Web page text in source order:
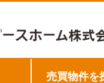
売買物件を